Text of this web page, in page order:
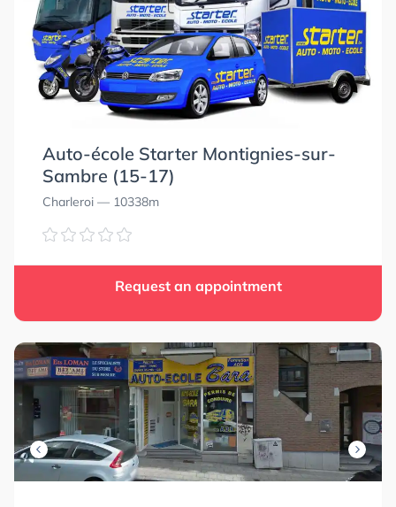
Auto-école Starter Montignies-sur-
Sambre (15-17)
Charleroi — 10338m
Request an appointment